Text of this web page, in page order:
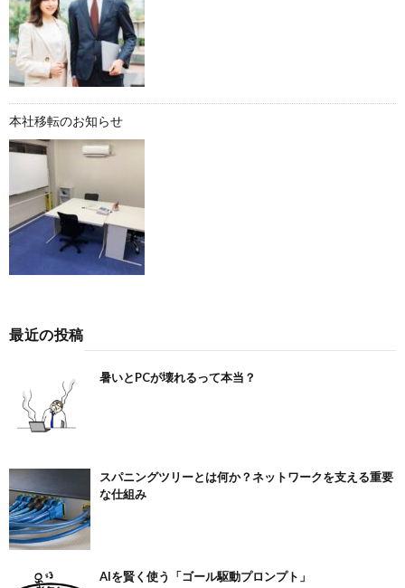
本社移転のお知らせ
最近の投稿
暑いとPCが壊れるって本当？
スパニングツリーとは何か？ネットワークを支える重要
な仕組み
AIを賢く使う「ゴール駆動プロンプト」